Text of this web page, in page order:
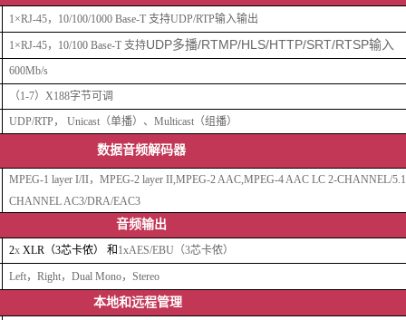
1×RJ-45， 10/100/1000 Base-T 支持UDP/RTP输入输出
1×RJ-45， 10/100 Base-T 支持UDP多播/RTMP/HLS/HTTP/SRT/RTSP输入
600Mb/s
（1-7） X188字节可调
UDP/RTP， Unicast （单播）、 Multicast （组播）
数据音频解码器
MPEG-1 layer I/II， MPEG-2 layer II,MPEG-2 AAC,MPEG-4 AAC LC 2-CHANNEL/5.1
CHANNEL AC3/DRA/EAC3
音频输出
2x XLR （3芯卡侬） 和 1xAES/EBU（3芯卡侬）
Left， Right， Dual Mono， Stereo
本地和远程管理